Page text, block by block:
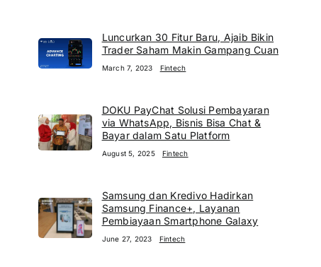
Luncurkan 30 Fitur Baru, Ajaib Bikin
Trader Saham Makin Gampang Cuan
March 7, 2023 Fintech
DOKU PayChat Solusi Pembayaran
via WhatsApp, Bisnis Bisa Chat &
Bayar dalam Satu Platform
August 5, 2025 Fintech
Samsung dan Kredivo Hadirkan
Samsung Finance+, Layanan
Pembiayaan Smartphone Galaxy
June 27, 2023 Fintech